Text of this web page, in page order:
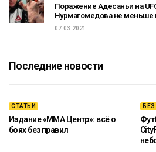
Поражение Адесаньи на
Нурмагомедова не меньше
07.03.2021
Последние новости
СТАТЬИ
Издание «ММА Центр»: всё о
боях без правил